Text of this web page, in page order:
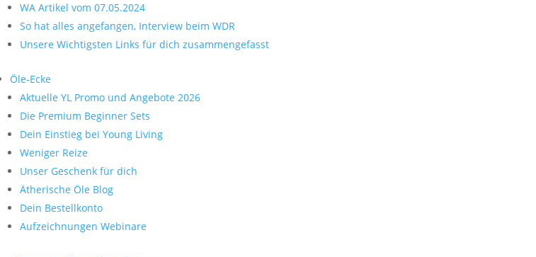
WA Artikel vom 07.05.2024
So hat alles angefangen, Interview beim WDR
Unsere Wichtigsten Links für dich zusammengefasst
Öle-Ecke
Aktuelle YL Promo und Angebote 2026
Die Premium Beginner Sets
Dein Einstieg bei Young Living
Weniger Reize
Unser Geschenk für dich
Ätherische Öle Blog
Dein Bestellkonto
Aufzeichnungen Webinare